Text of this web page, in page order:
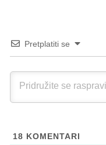
Pretplatiti se
18 KOMENTARI